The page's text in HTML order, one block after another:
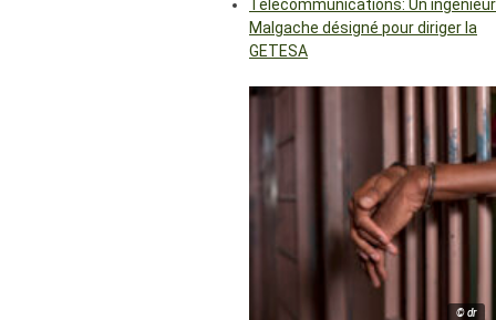
Télécommunications: Un ingénieur
Malgache désigné pour diriger la
GETESA
© dr